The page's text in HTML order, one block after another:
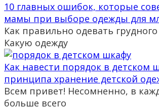
10 главных ошибок, которые
мамы при выборе одежды для
Как правильно одевать
Какую одежду
Как навести порядок в детском
принципа хранение детской
Всем привет! Несомненно, в
больше всего